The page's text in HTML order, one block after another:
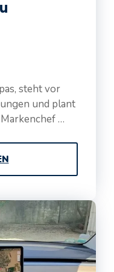
steht vor
und plant
…